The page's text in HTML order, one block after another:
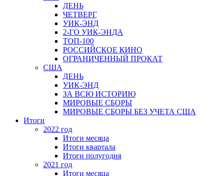
ДЕНЬ
ЧЕТВЕРГ
УИК-ЭНД
2-ГО УИК-ЭНДА
ТОП-100
РОССИЙСКОЕ КИНО
ОГРАНИЧЕННЫЙ ПРОКАТ
США
ДЕНЬ
УИК-ЭНД
ЗА ВСЮ ИСТОРИЮ
МИРОВЫЕ СБОРЫ
МИРОВЫЕ СБОРЫ БЕЗ УЧЕТА США
Итоги
2022 год
Итоги месяца
Итоги квартала
Итоги полугодия
2021 год
Итоги месяца